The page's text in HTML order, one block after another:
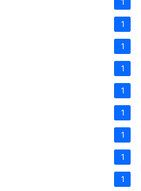
1
1
1
1
1
1
1
1
1